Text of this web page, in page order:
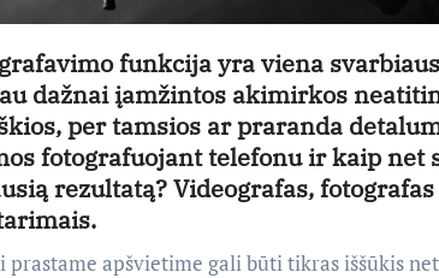
funkcija yra viena
dažnai įamžintos akimirkos
per tamsios ar praranda
fotografuojant telefonu ir kaip net
rezultatą? Videografas,
prastame apšvietime gali būti tikras iššūkis